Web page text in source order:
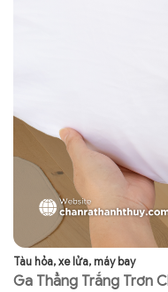
Tàu hỏa, xe lửa, máy bay
Ga Thẳng Trắng Trơn